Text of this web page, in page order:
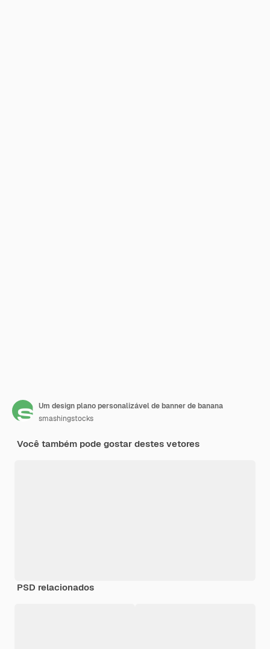
Um design plano personalizável de banner de banana
smashingstocks
Você também pode gostar destes vetores
PSD relacionados